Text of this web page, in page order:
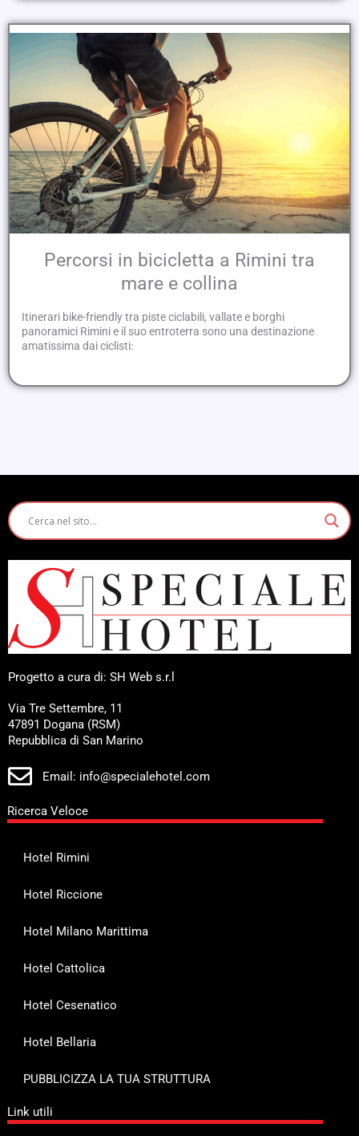
Percorsi in bicicletta a Rimini tra
mare e collina
Itinerari bike-friendly tra piste ciclabili, vallate e borghi
panoramici Rimini e il suo entroterra sono una destinazione
amatissima dai ciclisti:
Progetto a cura di: SH Web s.r.l
Via Tre Settembre, 11
47891 Dogana (RSM)
Repubblica di San Marino
Email: info@specialehotel.com
Ricerca Veloce
Hotel Rimini
Hotel Riccione
Hotel Milano Marittima
Hotel Cattolica
Hotel Cesenatico
Hotel Bellaria
PUBBLICIZZA LA TUA STRUTTURA
Link utili